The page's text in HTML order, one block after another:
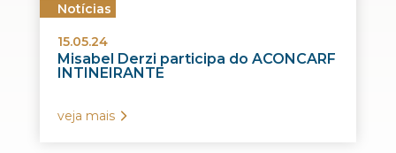
Notícias
15.05.24
Misabel Derzi participa do ACONCARF
INTINEIRANTE
veja mais